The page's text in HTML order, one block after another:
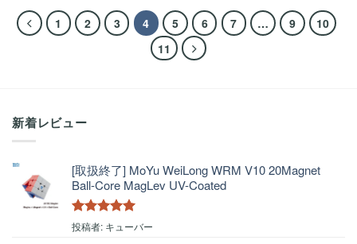
1 2 3 4 5 6 7 … 9
10
11
新着レビュー
[取扱終了] MoYu WeiLong WRM V10 20Magnet
Ball-Core MagLev UV-Coated
5段階中 5 の
投稿者: キューバー